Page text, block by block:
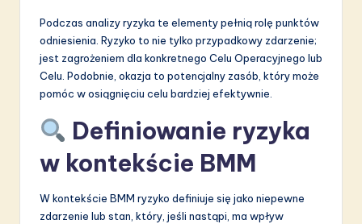
Podczas analizy ryzyka te elementy pełnią rolę punktów
odniesienia. Ryzyko to nie tylko przypadkowy zdarzenie;
jest zagrożeniem dla konkretnego Celu Operacyjnego lub
Celu. Podobnie, okazja to potencjalny zasób, który może
pomóc w osiągnięciu celu bardziej efektywnie.
Definiowanie ryzyka
w kontekście BMM
W kontekście BMM ryzyko definiuje się jako niepewne
zdarzenie lub stan, który, jeśli nastąpi, ma wpływ